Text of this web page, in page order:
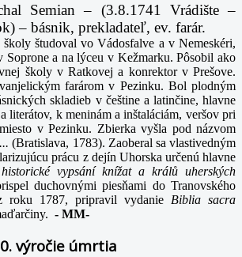
Semian – (3.8.1741 Vrádište –
– básnik, prekladateľ, ev. farár.
študoval vo Vádosfalve a v Nemeskéri,
Soprone a na lýceu v Kežmarku. Pôsobil ako
školy v Ratkovej a konrektor v Prešove.
farárom v Pezinku. Bol plodným
skladieb v češtine a latinčine, hlavne
literátov, k meninám a inštaláciám, veršov pri
v Pezinku. Zbierka vyšla pod názvom
(Bratislava, 1783). Zaoberal sa vlastivedným
prácu z dejín Uhorska určenú hlavne
vypsání knížat a králů uherských
duchovnými piesňami do Tranovského
roku 1787, pripravil vydanie Biblia sacra
- MM-
výročie úmrtia